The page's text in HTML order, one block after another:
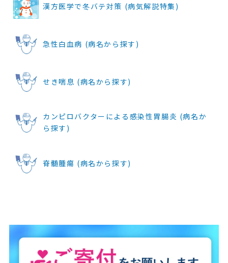
漢方医学で冬バテ対策 (病気解説特集)
急性白血病 (病名から探す)
せき喘息 (病名から探す)
カンピロバクターによる感染性胃腸炎 (病名か
ら探す)
脊髄腫瘍 (病名から探す)